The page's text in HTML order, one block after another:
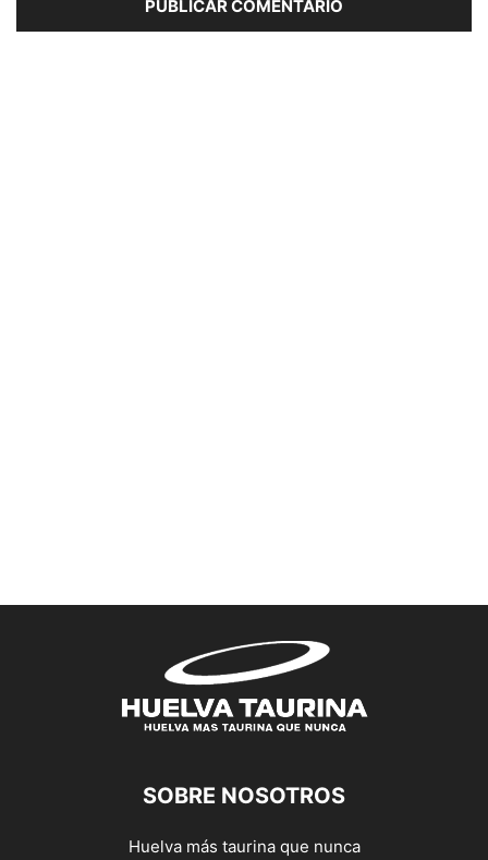
SOBRE NOSOTROS
Huelva más taurina que nunca